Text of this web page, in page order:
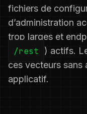
fichiers de
d’administration
trop larges et
/rest
) actifs.
ces vecteurs sans
applicatif.